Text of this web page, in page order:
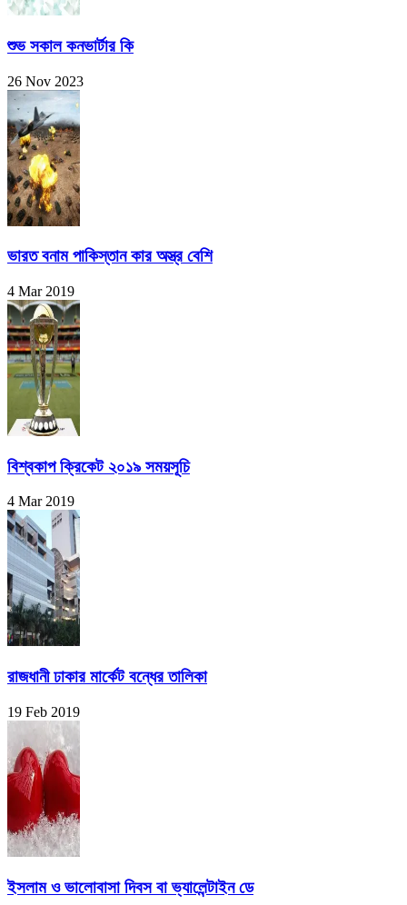
শুভ সকাল কনভার্টার কি
26 Nov 2023
ভারত বনাম পাকিস্তান কার অস্ত্র বেশি
4 Mar 2019
বিশ্বকাপ ক্রিকেট ২০১৯ সময়সূচি
4 Mar 2019
রাজধানী ঢাকার মার্কেট বন্ধের তালিকা
19 Feb 2019
ইসলাম ও ভালোবাসা দিবস বা ভ্যালেন্টাইন ডে